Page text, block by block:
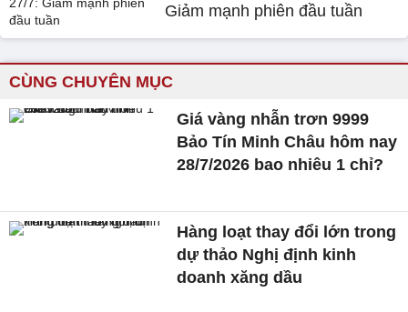
Giảm mạnh phiên đầu tuần
CÙNG CHUYÊN MỤC
Giá vàng nhẫn trơn 9999
Bảo Tín Minh Châu hôm nay
28/7/2026 bao nhiêu 1 chỉ?
Hàng loạt thay đổi lớn trong
dự thảo Nghị định kinh
doanh xăng dầu